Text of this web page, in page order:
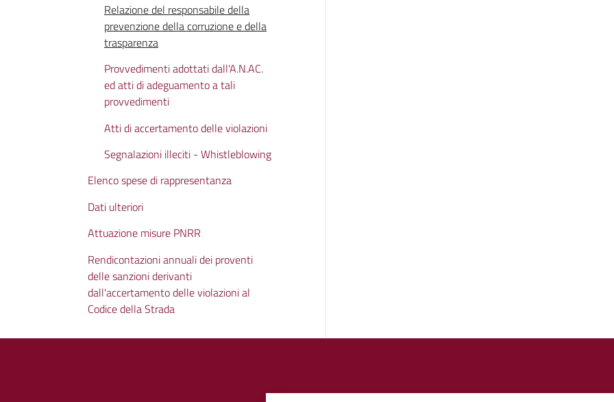
Relazione del responsabile della
prevenzione della corruzione e della
trasparenza
Provvedimenti adottati dall'A.N.AC.
ed atti di adeguamento a tali
provvedimenti
Atti di accertamento delle violazioni
Segnalazioni illeciti - Whistleblowing
Elenco spese di rappresentanza
Dati ulteriori
Attuazione misure PNRR
Rendicontazioni annuali dei proventi
delle sanzioni derivanti
dall'accertamento delle violazioni al
Codice della Strada